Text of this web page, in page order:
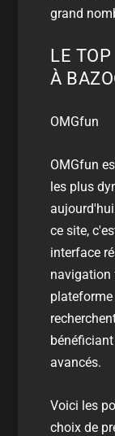
grand
LE
À
OMGfun
OMGfun
les plus
ce site,
interface
navigation
plateforme
avancés.
Voici les
choix de